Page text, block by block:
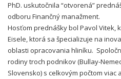
PhD. uskutočnila “otvorená”
odboru Finančný manažment.
Hosťom prednášky bol Pavol Vitek,
Eisele, ktorá sa špecializuje na
oblasti opracovania hliníku.
rodiny troch podnikov (Bullay-
Slovensko) s celkovým počtom viac